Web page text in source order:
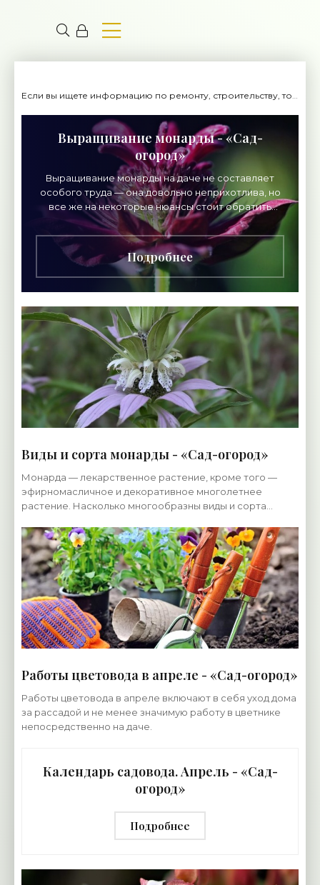
Если вы ищете информацию по ремонту, строительству, то вы попали на нужный сайт.
Выращивание монарды - «Сад-
огород»
Выращивание монарды на даче не составляет
особого труда — она довольно неприхотлива, но
все же на некоторые нюансы стоит обратить
внимание. Монарда — многолетнее растение:
высокий
Подробнее
Виды и сорта монарды - «Сад-огород»
Монарда — лекарственное растение, кроме того —
эфирномасличное и декоративное многолетнее
растение. Насколько многообразны виды и сорта
окраске и
Работы цветовода в апреле - «Сад-огород»
Работы цветовода в апреле включают в себя уход дома
за рассадой и не менее значимую работу в цветнике
непосредственно на даче.
Календарь садовода. Апрель - «Сад-
огород»
Подробнее